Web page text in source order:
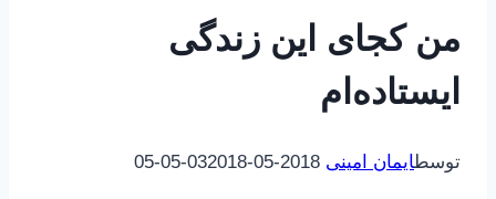
من کجای این زندگی
ایستاده‌ام
توسطایمان امینی 2018-05-03
2018-05-05